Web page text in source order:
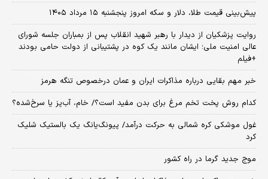
پیش‌بینی قیمت طلا، دلار و سکه امروز پنجشنبه ۱۵ مرداد ۱۴۰۵
روایت پزشکیان از دیدار با رهبر شهید انقلاب پس از بمباران جلسه شورای
عالی امنیت ملی؛ ایشان مانند یک کوه در پشتیبانی از دولت حامی بودند
+فیلم
خبر مهم بقایی درباره مذاکرات ایران و عمان درخصوص تنگه هرمز
کدام روش پخت تخم مرغ برای بدن مفید است؟/ خام، آب‌پز یا سرخ‌شده؟
غول موشکی کره شمالی به حرکت درآمد/ پیونگ‌یانگ یک بالستیک شلیک
کرد
موج جدید گرما در راه کشور